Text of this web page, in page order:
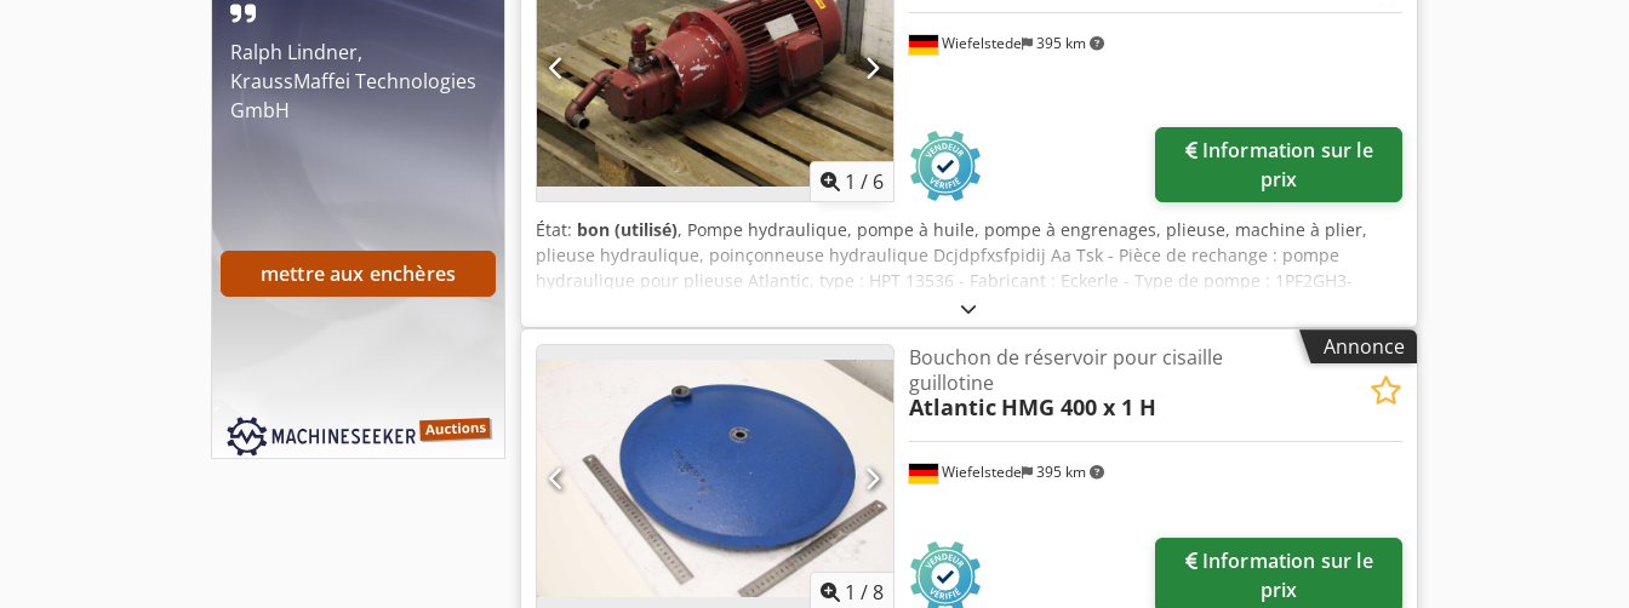
Ralph Lindner,
KraussMaffei Technologies
GmbH
mettre aux enchères
1 / 6
Wiefelstede 395 km
Information sur le
prix
État: bon (utilisé), Pompe hydraulique, pompe à huile, pompe à engrenages, plieuse, machine à plier,
plieuse hydraulique, poinçonneuse hydraulique Dcjdpfxsfpidij Aa Tsk - Pièce de rechange : pompe
hydraulique pour plieuse Atlantic, type : HPT 13536 - Fabricant : Eckerle - Type de pompe : 1PF2GH3-
12/013RE07MU2 - Entraînement : Loher, type 132M-4 - Puissance : 7,5 kW, 1440 tr/min - Dimensions :
800/370/H300 mm - Poids : 98 kg
Annonce
1 /8
Wiefelstede 395 km
Bouchon de réservoir pour cisaille
guillotine
Atlantic HMG 400 x 1 H
Information sur le
prix